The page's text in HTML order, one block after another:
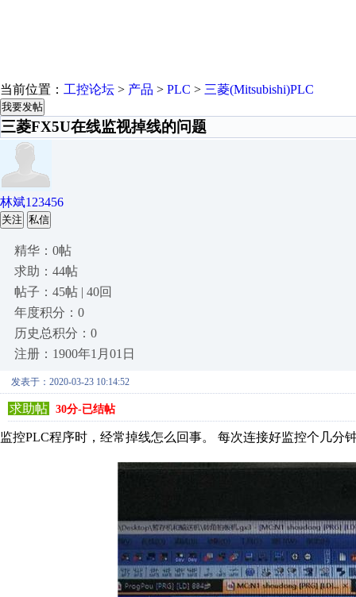
当前位置： 工控论坛 > 产品 > PLC > 三菱(Mitsubishi)PLC
我要发帖
三菱FX5U在线监视掉线的问题
林斌123456
关注 私信
精华：0帖
求助：44帖
帖子：45帖 | 40回
年度积分：0
历史总积分：0
注册：1900年1月01日
发表于：2020-03-23 10:14:52
求助帖 30分-已结帖
监控PLC程序时，经常掉线怎么回事。 每次连接好监控个几分